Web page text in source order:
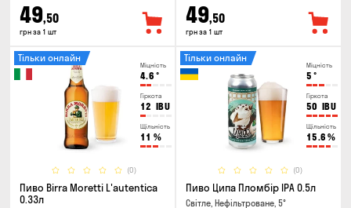
49,50
грн за 1 шт
49,50
грн за 1 шт
Міцність
4.6 °
Гіркота
12 IBU
Щільність
11 %
(0)
Тільки онлайн
Пиво Birra Moretti L'autentica
0.33л
Міцність
5 °
Гіркота
50 IBU
Щільність
15.6 %
(0)
Тільки онлайн
Пиво Ципа Пломбір IPA 0.5л
Світле, Нефільтроване, 5°